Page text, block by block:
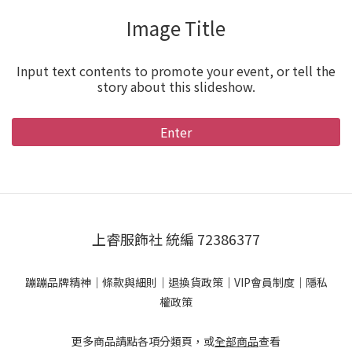
Image Title
Input text contents to promote your event, or tell the
story about this slideshow.
Enter
上睿服飾社 統編 72386377
蹦蹦品牌精神｜ 條款與細則 ｜ 退換貨政策｜ VIP會員制度｜ 隱私
權政策
更多商品請點各項分類頁，或全部商品查看